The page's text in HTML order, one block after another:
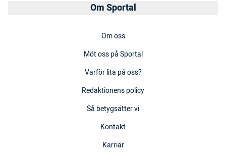
Om Sportal
Om oss
Möt oss på Sportal
Varför lita på oss?
Redaktionens policy
Så betygsätter vi
Kontakt
Karriär